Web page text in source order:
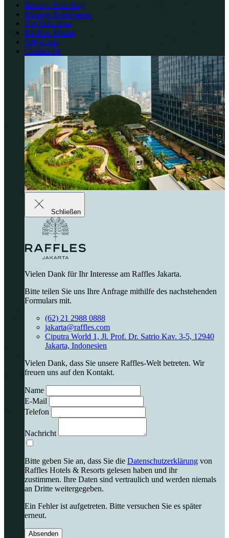
Reserve Your Stay
Manage Reservation
Get Directions
Explore Jakarta
Gift Cards
Contact Us
Schließen
Vielen Dank für Ihr Interesse am Raffles Jakarta.
Bitte teilen Sie uns Ihre Anfrage mithilfe des nachstehenden
Formulars mit.
(62) 21 2988 0888
jakarta@raffles.com
Ciputra World 1, Jl. Prof. Dr. Satrio Kav. 3-5, 12940
Jakarta, Indonesien
Vielen Dank, dass Sie unsere Raffles-Welt betreten. Wir
freuen uns auf den Kontakt.
Name
E-Mail
Telefon
Nachricht
Bitte geben Sie an, dass Sie die Datenschutzerklärung von
Raffles Hotels & Resorts gelesen haben und ihr
zustimmen. Ihre Daten sind vertraulich und werden niemals
an Dritte weitergegeben.
Ein Fehler ist aufgetreten. Bitte versuchen Sie es später
erneut.
Absenden